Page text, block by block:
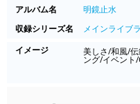
アルバム名
明鏡止水
収録シリーズ名
メインライブ
イメージ
美しさ/和風/
ング/イベント